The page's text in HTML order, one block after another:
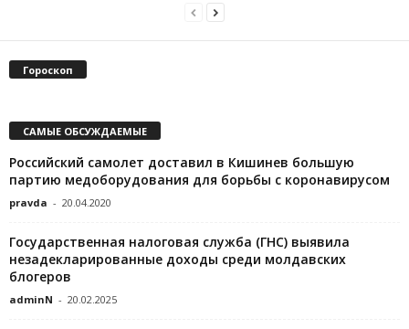
Гороскоп
САМЫЕ ОБСУЖДАЕМЫЕ
Российский самолет доставил в Кишинев большую
партию медоборудования для борьбы с коронавирусом
pravda - 20.04.2020
Государственная налоговая служба (ГНС) выявила
незадекларированные доходы среди молдавских
блогеров
adminN - 20.02.2025